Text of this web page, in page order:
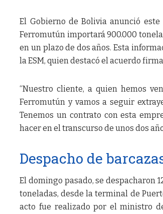
El Gobierno de Bolivia anunció
Ferromutún importará 900.000
en un plazo de dos años. Esta
la ESM, quien destacó el acuerdo
“Nuestro cliente, a quien hemos
Ferromutún y vamos a seguir
Tenemos un contrato con esta
hacer en el transcurso de unos dos
Despacho de
El domingo pasado, se despacharon
toneladas, desde la terminal de
acto fue realizado por el ministro